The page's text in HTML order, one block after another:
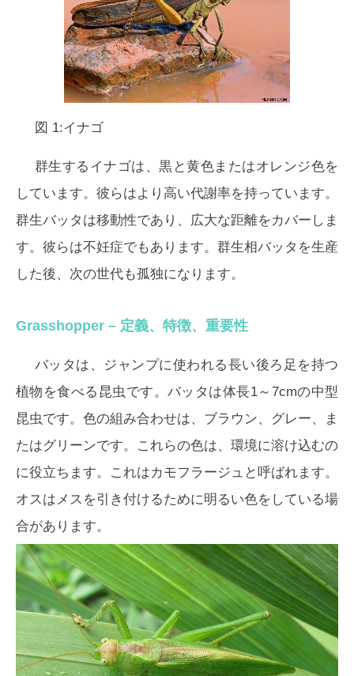
図 1:イナゴ
群生するイナゴは、黒と黄色またはオレンジ色を
しています。彼らはより高い代謝率を持っています。
群生バッタは移動性であり、広大な距離をカバーしま
す。彼らは不妊症でもあります。群生相バッタを生産
した後、次の世代も孤独になります。
Grasshopper – 定義、特徴、重要性
バッタは、ジャンプに使われる長い後ろ足を持つ
植物を食べる昆虫です。バッタは体長1～7cmの中型
昆虫です。色の組み合わせは、ブラウン、グレー、ま
たはグリーンです。これらの色は、環境に溶け込むの
に役立ちます。これはカモフラージュと呼ばれます。
オスはメスを引き付けるために明るい色をしている場
合があります。